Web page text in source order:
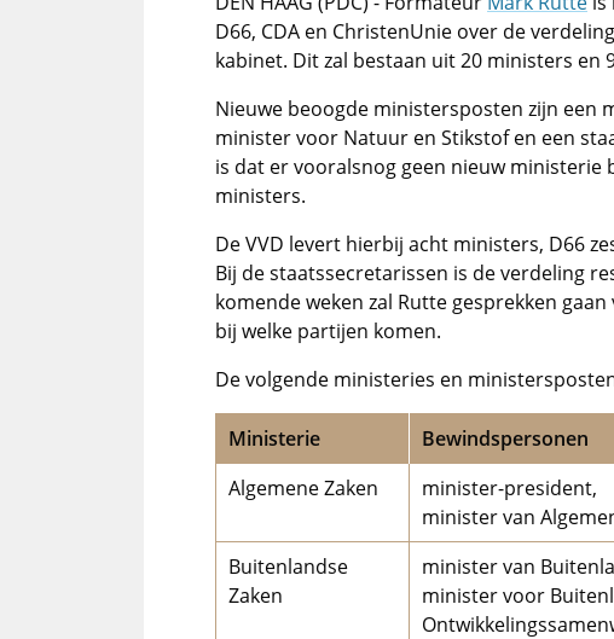
D66, CDA en ChristenUnie over de
kabinet. Dit zal bestaan uit 20 ministers en
Nieuwe beoogde ministersposten zijn een
minister voor Natuur en Stikstof en een
is dat er vooralsnog geen nieuw ministerie
ministers.
De VVD levert hierbij acht ministers, D66
Bij de staatssecretarissen is de verdeling
komende weken zal Rutte gesprekken
bij welke partijen komen.
De volgende ministeries en
Ministerie
Bewindspersonen
Algemene Zaken
minister-president,
minister van
Buitenlandse
Zaken
minister van
minister voor